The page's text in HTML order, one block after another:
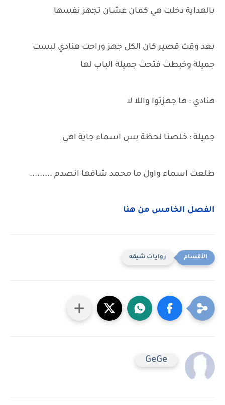
بالهداية دخلت هي كمان عشان تجهز نفسها
بعد وقت قصير كان الكل جهز وراحت هنادي لبست
جميلة وخبطت فتحت جميلة الباب لها
هنادي : ها جهزتوا واللا لا
جميلة : خلصنا لحظة بس اسماء جاية اهي
طلعت اسماء واول ما محمد شافها انصدم .........
الفصل الخامس من هنا
روايات شيقه
GeGe